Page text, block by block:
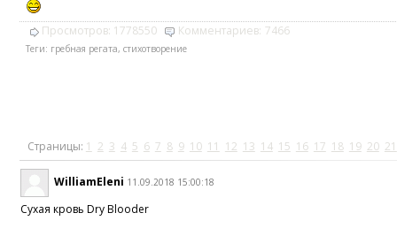
Просмотров: 1778550 Комментариев: 7466
Теги: гребная регата, стихотворение
Страницы: 1 2 3 4 5 6 7 8 9 10 11 12 13 14 15 16 17 18 19 20 21
WilliamEleni 11.09.2018 15:00:18
Сухая кровь Dry Blooder